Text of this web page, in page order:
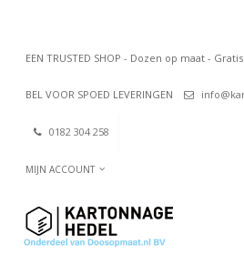
EEN TRUSTED SHOP - Dozen op maat -
BEL VOOR SPOED LEVERINGEN
0182 304 258
MIJN ACCOUNT